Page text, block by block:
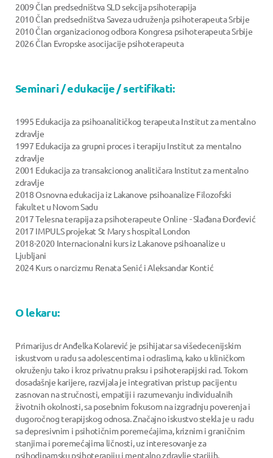
2009 Član predsedništva SLD sekcija psihoterapija
2010 Član predsedništva Saveza udruženja psihoterapeuta Srbije
2010 Član organizacionog odbora Kongresa psihoterapeuta Srbije
2026 Član Evropske asocijacije psihoterapeuta
Seminari / edukacije / sertifikati:
1995 Edukacija za psihoanalitičkog terapeuta Institut za mentalno
zdravlje
1997 Edukacija za grupni proces i terapiju Institut za mentalno
zdravlje
2001 Edukacija za transakcionog analitičara Institut za mentalno
zdravlje
2018 Osnovna edukacija iz Lakanove psihoanalize Filozofski
fakultet u Novom Sadu
2017 Telesna terapija za psihoterapeute Online - Slađana Đorđević
2017 IMPULS projekat St Mary s hospital London
2018-2020 Internacionalni kurs iz Lakanove psihoanalize u
Ljubljani
2024 Kurs o narcizmu Renata Senić i Aleksandar Kontić
O lekaru:
Primarijus dr Anđelka Kolarević je psihijatar sa višedecenijskim
iskustvom u radu sa adolescentima i odraslima, kako u kliničkom
okruženju tako i kroz privatnu praksu i psihoterapijski rad. Tokom
dosadašnje karijere, razvijala je integrativan pristup pacijentu
zasnovan na stručnosti, empatiji i razumevanju individualnih
životnih okolnosti, sa posebnim fokusom na izgradnju poverenja i
dugoročnog terapijskog odnosa. Značajno iskustvo stekla je u radu
sa depresivnim i psihotičnim poremećajima, kriznim i graničnim
stanjima i poremećajima ličnosti, uz interesovanje za
psihodinamsku psihoterapiju i mentalno zdravlje starijih.